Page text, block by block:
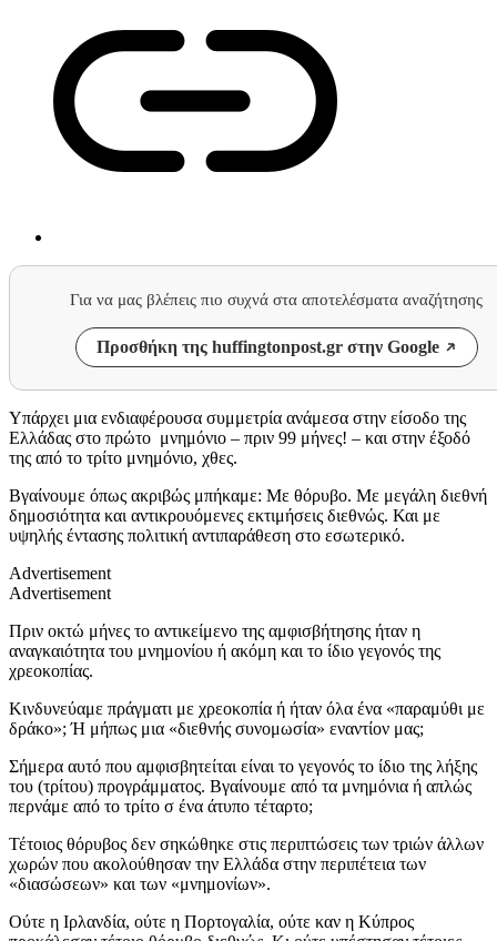
Για να μας βλέπεις πιο συχνά στα αποτελέσματα αναζήτησης
Προσθήκη της huffingtonpost.gr στην Google
Υπάρχει μια ενδιαφέρουσα συμμετρία ανάμεσα στην είσοδο της
Ελλάδας στο πρώτο μνημόνιο – πριν 99 μήνες! – και στην έξοδό
της από το τρίτο μνημόνιο, χθες.
Βγαίνουμε όπως ακριβώς μπήκαμε: Με θόρυβο. Με μεγάλη διεθνή
δημοσιότητα και αντικρουόμενες εκτιμήσεις διεθνώς. Και με
υψηλής έντασης πολιτική αντιπαράθεση στο εσωτερικό.
Advertisement
Advertisement
Πριν οκτώ μήνες το αντικείμενο της αμφισβήτησης ήταν η
αναγκαιότητα του μνημονίου ή ακόμη και το ίδιο γεγονός της
χρεοκοπίας.
Κινδυνεύαμε πράγματι με χρεοκοπία ή ήταν όλα ένα «παραμύθι με
δράκο»; Ή μήπως μια «διεθνής συνομωσία» εναντίον μας;
Σήμερα αυτό που αμφισβητείται είναι το γεγονός το ίδιο της λήξης
του (τρίτου) προγράμματος. Βγαίνουμε από τα μνημόνια ή απλώς
περνάμε από το τρίτο σ ένα άτυπο τέταρτο;
Τέτοιος θόρυβος δεν σηκώθηκε στις περιπτώσεις των τριών άλλων
χωρών που ακολούθησαν την Ελλάδα στην περιπέτεια των
«διασώσεων» και των «μνημονίων».
Ούτε η Ιρλανδία, ούτε η Πορτογαλία, ούτε καν η Κύπρος